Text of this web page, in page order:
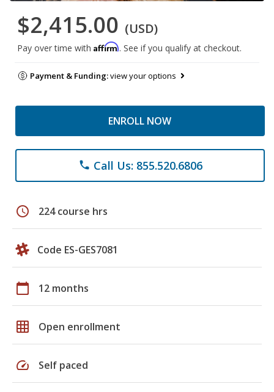
$2,415.00 (USD)
Pay over time with Affirm. See if you qualify at checkout.
Payment & Funding:view your options
ENROLL NOW
phone Call Us: 855.520.6806
schedule 224 course hrs
Code ES-GES7081
calendar_today 12 months
grid_on Open enrollment
speed Self paced